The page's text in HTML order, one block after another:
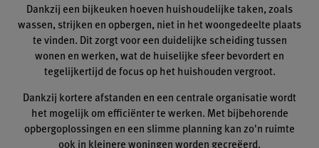
Dankzij een bijkeuken hoeven huishoudelijke taken, zoals
wassen, strijken en opbergen, niet in het woongedeelte plaats
te vinden. Dit zorgt voor een duidelijke scheiding tussen
wonen en werken, wat de huiselijke sfeer bevordert en
tegelijkertijd de focus op het huishouden vergroot.
Dankzij kortere afstanden en een centrale organisatie wordt
het mogelijk om efficiënter te werken. Met bijbehorende
opbergoplossingen en een slimme planning kan zo'n ruimte
ook in kleinere woningen worden gecreëerd.